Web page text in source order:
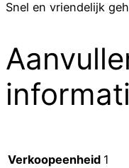
Snel en vriendelijk
Verkoopeenheid 1